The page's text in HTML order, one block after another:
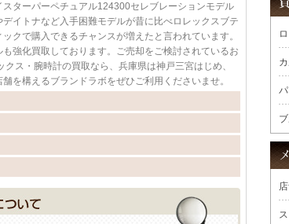
スターパーペチュアル124300セレブレーションモデル
デイトナなど入手困難モデルが昔に比べロレックスブテ
ックで購入できるチャンスが増えたと言われています。
強化買取しております。ご売却をご検討されているお
ス・腕時計の買取なら、兵庫県は神戸三宮はじめ、
を構えるブランドラボをぜひご利用くださいませ。